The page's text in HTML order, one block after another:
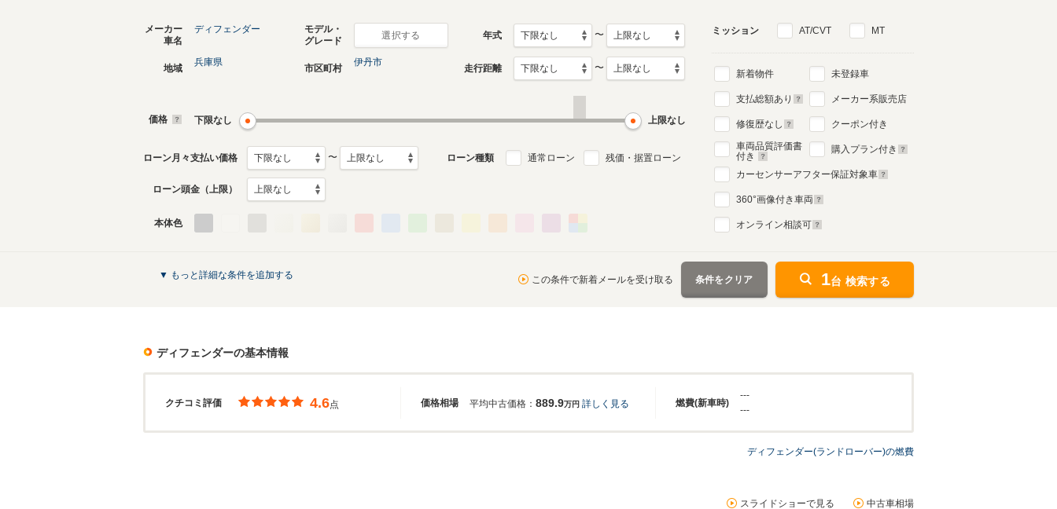
ディフェンダーのカタログを見る
メーカー
車名
ディフェンダー
モデル・
グレード
選択する 年式 〜
地域
兵庫県
市区町村
伊丹市
走行距離 〜
価格 下限なし 上限なし
ローン月々支払い価格 〜 ローン種類 通常ローン 残価・据置ローン
ローン頭金（上限）
本体色
ミッション AT/CVT MT
新着物件
支払総額あり
修復歴なし
車両品質評価書
付き
未登録車
メーカー系販売店
クーポン付き
購入プラン付き
カーセンサーアフター保証対象車
360°画像付き車両
オンライン相談可
▼ もっと詳細な条件を追加する この条件で新着メールを受け取る 条件をクリア 1台 検索する
ディフェンダーの基本情報
クチコミ評価 価格相場 燃費(新車時)
4.6点 平均中古価格： 889.9万円 詳しく見る
---
---
ディフェンダー(ランドローバー)の燃費
スライドショーで見る 中古車相場